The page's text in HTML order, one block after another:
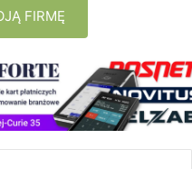
FIRMĘ